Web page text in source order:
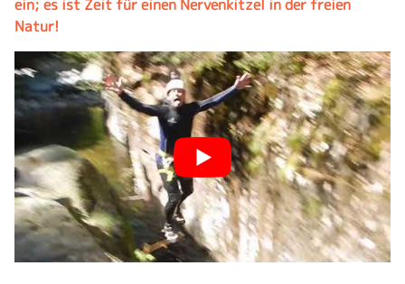
ein; es ist Zeit für einen Nervenkitzel in der freien
Natur!